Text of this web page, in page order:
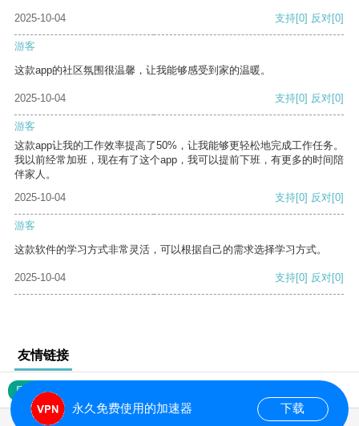
2025-10-04
支持[0] 反对[0]
游客
这款app的社区氛围很温馨，让我能够感受到家的温暖。
2025-10-04 支持[0] 反对[0]
游客
这款app让我的工作效率提高了50%，让我能够更轻松地完成工作任务。
我以前经常加班，现在有了这个app，我可以提前下班，有更多的时间陪
伴家人。
2025-10-04
支持[0] 反对[0]
游客
这款软件的学习方式非常灵活，可以根据自己的需求选择学习方式。
2025-10-04 支持[0] 反对[0]
友情链接
网站地图
永久免费使用的加速器 下载